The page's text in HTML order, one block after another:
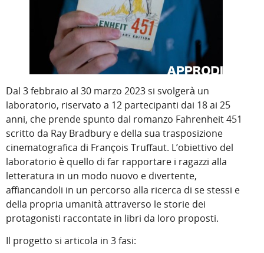
Dal 3 febbraio al 30 marzo 2023 si svolgerà un
laboratorio, riservato a 12 partecipanti dai 18 ai 25
anni, che prende spunto dal romanzo Fahrenheit 451
scritto da Ray Bradbury e della sua trasposizione
cinematografica di François Truffaut. L’obiettivo del
laboratorio è quello di far rapportare i ragazzi alla
letteratura in un modo nuovo e divertente,
affiancandoli in un percorso alla ricerca di se stessi e
della propria umanità attraverso le storie dei
protagonisti raccontate in libri da loro proposti.
Il progetto si articola in 3 fasi: